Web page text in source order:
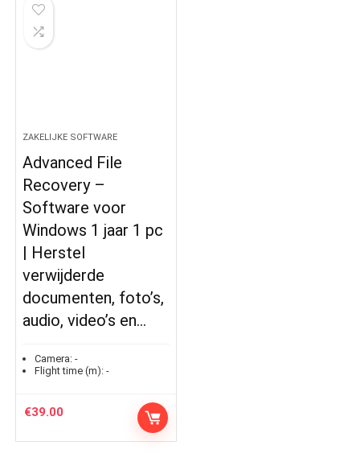
ZAKELIJKE SOFTWARE
Advanced File
Recovery –
Software voor
Windows 1 jaar 1 pc
| Herstel
verwijderde
documenten, foto’s,
audio, video’s en…
Camera: -
Flight time (m): -
€39.00